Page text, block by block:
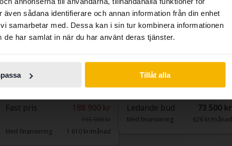
sådana identifierare och annan information från din enhet
samarbetar med. Dessa kan i sin tur kombinera informationen
har samlat in när du har använt deras tjänster.
Tillåt alla
Fast pris 188 900 kr
193 900 kr
Med finansiering
1 610 kr/månad
VII 1.4 TSI Multifuel 5dr
Ledande bud 73 500 kr
Med finansiering 626 kr/månad
and services.